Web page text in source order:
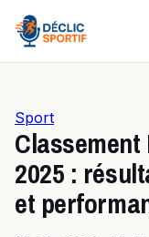
Sport
2025 :
et